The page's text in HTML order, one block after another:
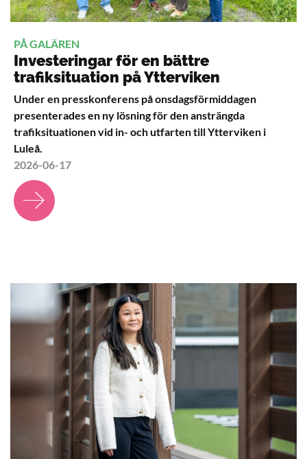
PÅ GALÄREN
Investeringar för en bättre
trafiksituation på Ytterviken
Under en presskonferens på onsdagsförmiddagen
presenterades en ny lösning för den ansträngda
trafiksituationen vid in- och utfarten till Ytterviken i
Luleå.
2026-06-17